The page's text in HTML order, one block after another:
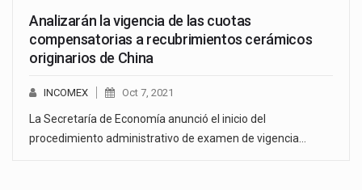
Analizarán la vigencia de las cuotas
compensatorias a recubrimientos cerámicos
originarios de China
INCOMEX Oct 7, 2021
La Secretaría de Economía anunció el inicio del
procedimiento administrativo de examen de vigencia…